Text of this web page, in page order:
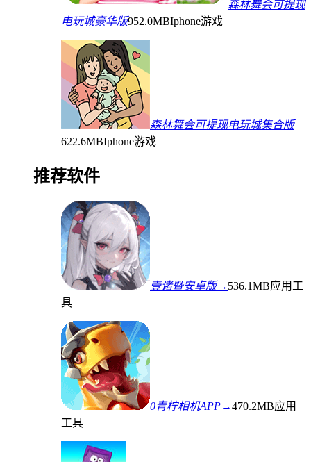
森林舞会可提现
电玩城豪华版952.0MBIphone游戏
森林舞会可提现电玩城集合版
622.6MBIphone游戏
推荐软件
壹诸暨安卓版→ 536.1MB应用工
具
0青柠相机APP→470.2MB应用
工具